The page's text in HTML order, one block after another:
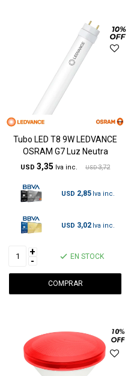
Tubo LED T8 9W LEDVANCE
OSRAM G7 Luz Neutra
USD 3,35 USD 3,72
USD 2,85
USD 3,02
+
- EN STOCK